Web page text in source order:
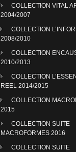
COLLECTION VITAL
2004/2007
COLLECTION
2008/2010
COLLECTION
2010/2013
COLLECTION
REEL 2014/2015
COLLECTION
2015
COLLECTION SUITE
MACROFORMES 2016
COLLECTION SUITE